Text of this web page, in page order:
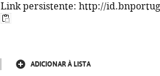
Link persistente: http://
ADICIONAR À LISTA